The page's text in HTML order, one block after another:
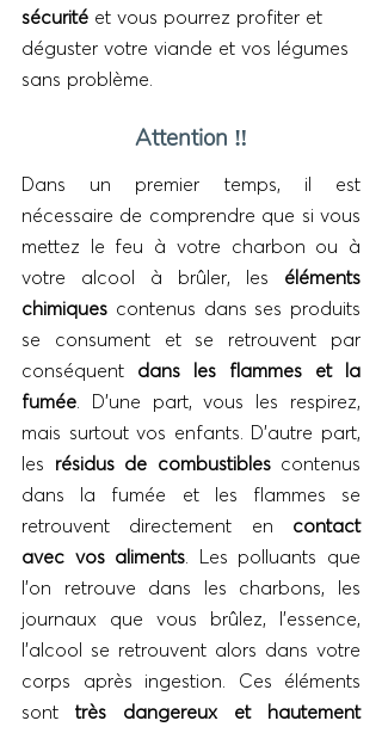
sécurité et vous pourrez profiter et
déguster votre viande et vos légumes
sans problème.
Attention ‼️
Dans un premier temps, il est
nécessaire de comprendre que si vous
mettez le feu à votre charbon ou à
votre alcool à brûler, les éléments
chimiques contenus dans ses produits
se consument et se retrouvent par
conséquent dans les flammes et la
fumée. D’une part, vous les respirez,
mais surtout vos enfants. D’autre part,
les résidus de combustibles contenus
dans la fumée et les flammes se
retrouvent directement en contact
avec vos aliments. Les polluants que
l’on retrouve dans les charbons, les
journaux que vous brûlez, l’essence,
l’alcool se retrouvent alors dans votre
corps après ingestion. Ces éléments
sont très dangereux et hautement